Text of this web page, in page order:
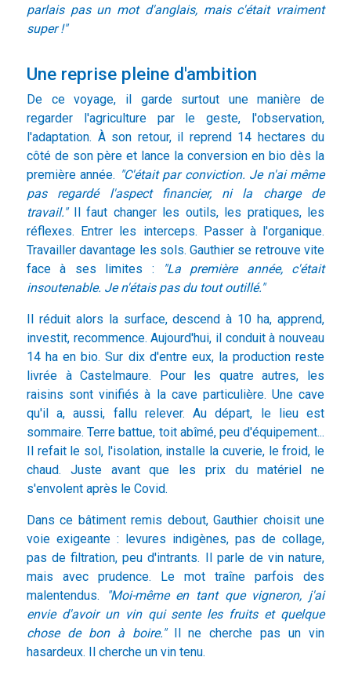
parlais pas un mot d'anglais, mais c'était vraiment
super !"
Une reprise pleine d'ambition
De ce voyage, il garde surtout une manière de
regarder l'agriculture par le geste, l'observation,
l'adaptation. À son retour, il reprend 14 hectares du
côté de son père et lance la conversion en bio dès la
première année. "C'était par conviction. Je n'ai même
pas regardé l'aspect financier, ni la charge de
travail."Il faut changer les outils, les pratiques, les
réflexes. Entrer les interceps. Passer à l'organique.
Travailler davantage les sols. Gauthier se retrouve vite
face à ses limites :
"La première année, c'était
insoutenable. Je n'étais pas du tout outillé."
Il réduit alors la surface, descend à 10 ha, apprend,
investit, recommence. Aujourd'hui, il conduit à nouveau
14 ha en bio. Sur dix d'entre eux, la production reste
livrée à Castelmaure. Pour les quatre autres, les
raisins sont vinifiés à la cave particulière. Une cave
qu'il a, aussi, fallu relever. Au départ, le lieu est
sommaire. Terre battue, toit abîmé, peu d'équipement...
Il refait le sol, l'isolation, installe la cuverie, le froid, le
chaud. Juste avant que les prix du matériel ne
s'envolent après le Covid.
Dans ce bâtiment remis debout, Gauthier choisit une
voie exigeante : levures indigènes, pas de collage,
pas de filtration, peu d'intrants. Il parle de vin nature,
mais avec prudence. Le mot traîne parfois des
malentendus.
"Moi-même en tant que vigneron, j'ai
envie d'avoir un vin qui sente les fruits et quelque
chose de bon à boire."Il ne cherche pas un vin
hasardeux. Il cherche un vin tenu.